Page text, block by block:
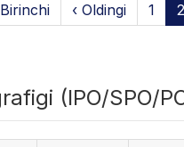
‹ Oldingi 1 2
(IPO/SPO/